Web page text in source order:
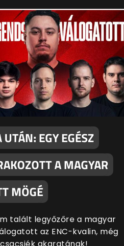
EGY EGÉSZ
A MAGYAR
MÖGÉ
talált legyőzőre a magyar
az ENC-kvalin, még